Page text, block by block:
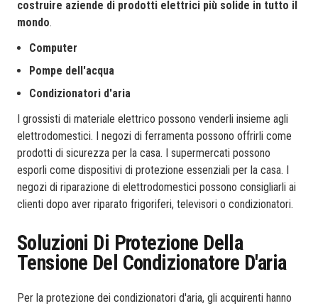
costruire aziende di prodotti elettrici più solide in tutto il
mondo.
Computer
Pompe dell'acqua
Condizionatori d'aria
I grossisti di materiale elettrico possono venderli insieme agli
elettrodomestici. I negozi di ferramenta possono offrirli come
prodotti di sicurezza per la casa. I supermercati possono
esporli come dispositivi di protezione essenziali per la casa. I
negozi di riparazione di elettrodomestici possono consigliarli ai
clienti dopo aver riparato frigoriferi, televisori o condizionatori.
Soluzioni Di Protezione Della
Tensione Del Condizionatore D'aria
Per la protezione dei condizionatori d'aria, gli acquirenti hanno